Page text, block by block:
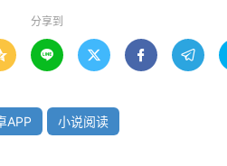
分享到
   
APP 小说阅读